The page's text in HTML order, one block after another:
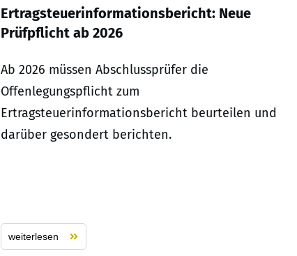
Ertragsteuerinformationsbericht: Neue
Prüfpflicht ab 2026
Ab 2026 müssen Abschlussprüfer die
Offenlegungspflicht zum
Ertragsteuerinformationsbericht beurteilen und
darüber gesondert berichten.
weiterlesen